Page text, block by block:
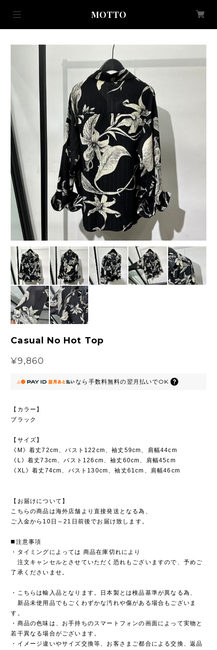
MOTTO
Casual No Hot Top
¥9,860
なら 手数料無料の翌月払いでOK
【カラー】
ブラック
【サイズ】
《M》着丈72cm、バスト122cm、袖丈59cm、肩幅44cm
《L》着丈73cm、バスト126cm、袖丈60cm、肩幅45cm
《XL》着丈74cm、バスト130cm、袖丈61cm、肩幅46cm
【お届けについて】
こちらの商品は海外店舗より直接発送となる為、
ご入金から10日～21日前後でお届け致します。
◼️注意事項
・タイミングによっては 商品在庫切れにより
注文キャンセルとさせていただく恐れもございますので、予めご
了承くださいませ。
・こちらは輸入品となります。日本製とは検品基準が異なる為、
新品未使用品でもごくわずかな汚れや傷がある場合もございま
す。
・商品の色味は、お手持ちのスマートフォンの画面によって実物と
若干異なる場合がございます。
・イメージ違いやサイズ交換等、お客さまご都合による交換、返品